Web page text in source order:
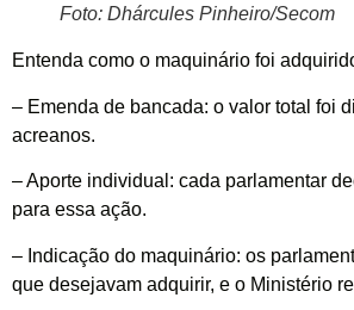
Foto: Dhárcules Pinheiro/Secom
Entenda como o maquinário foi
– Emenda de bancada: o valor total foi
acreanos.
– Aporte individual: cada parlamentar
para essa ação.
– Indicação do maquinário: os
que desejavam adquirir, e o Ministério